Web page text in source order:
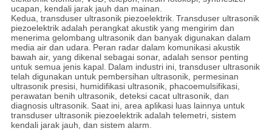
ucapan, kendali jarak jauh dan mainan.
Kedua, transduser ultrasonik piezoelektrik. Transduser ultrasonik
piezoelektrik adalah perangkat akustik yang mengirim dan
menerima gelombang ultrasonik dan banyak digunakan dalam
media air dan udara. Peran radar dalam komunikasi akustik
bawah air, yang dikenal sebagai sonar, adalah sensor penting
untuk semua jenis kapal. Dalam industri ini, transduser ultrasonik
telah digunakan untuk pembersihan ultrasonik, permesinan
ultrasonik presisi, humidifikasi ultrasonik, phacoemulsifikasi,
perawatan benih ultrasonik, deteksi cacat ultrasonik, dan
diagnosis ultrasonik. Saat ini, area aplikasi luas lainnya untuk
transduser ultrasonik piezoelektrik adalah telemetri, sistem
kendali jarak jauh, dan sistem alarm.